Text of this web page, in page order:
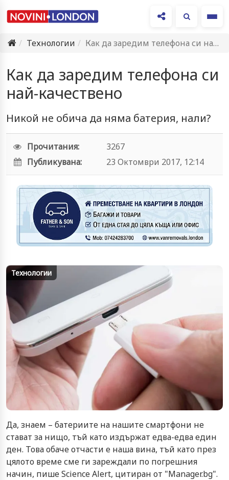
Технологии
Как да заредим телефона си най-качествено
Как да заредим телефона си
най-качествено
Никой не обича да няма батерия, нали?
Прочитания:
3267
Публикувана:
23 Октомври 2017, 12:14
Технологии
Да, знаем – батериите на нашите смартфони не
стават за нищо, тъй като издържат едва-едва един
ден. Това обаче отчасти е наша вина, тъй като през
цялото време сме ги зареждали по погрешния
начин, пише Science Alert, цитиран от "Мanager.bg".